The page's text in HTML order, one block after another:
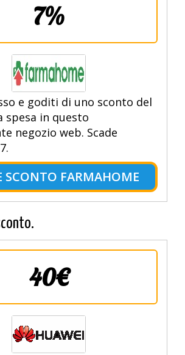
7%
e goditi di uno sconto del
spesa in questo
negozio web. Scade
SCONTO FARMAHOME
40€